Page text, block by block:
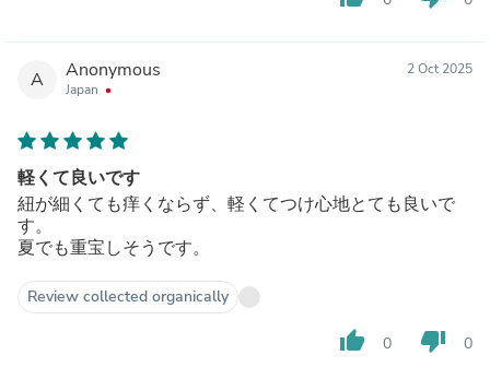
A Anonymous
Japan
2 Oct 2025
軽くて良いです
紐が細くても痒くならず、軽くてつけ心地とても良いで
す。
夏でも重宝しそうです。
Review collected organically
thumb_up 0 thumb_down 0